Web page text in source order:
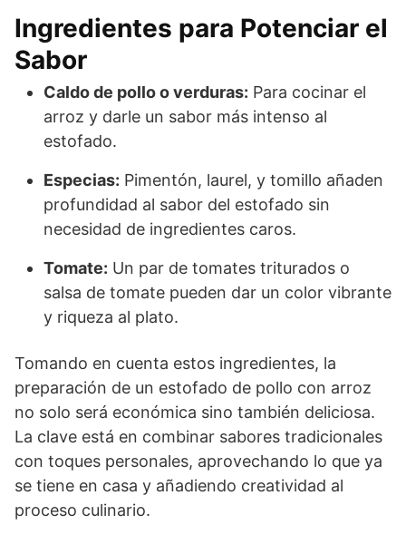
Ingredientes para Potenciar el
Sabor
Caldo de pollo o verduras: Para cocinar el
arroz y darle un sabor más intenso al
estofado.
Especias: Pimentón, laurel, y tomillo añaden
profundidad al sabor del estofado sin
necesidad de ingredientes caros.
Tomate: Un par de tomates triturados o
salsa de tomate pueden dar un color vibrante
y riqueza al plato.
Tomando en cuenta estos ingredientes, la
preparación de un estofado de pollo con arroz
no solo será económica sino también deliciosa.
La clave está en combinar sabores tradicionales
con toques personales, aprovechando lo que ya
se tiene en casa y añadiendo creatividad al
proceso culinario.